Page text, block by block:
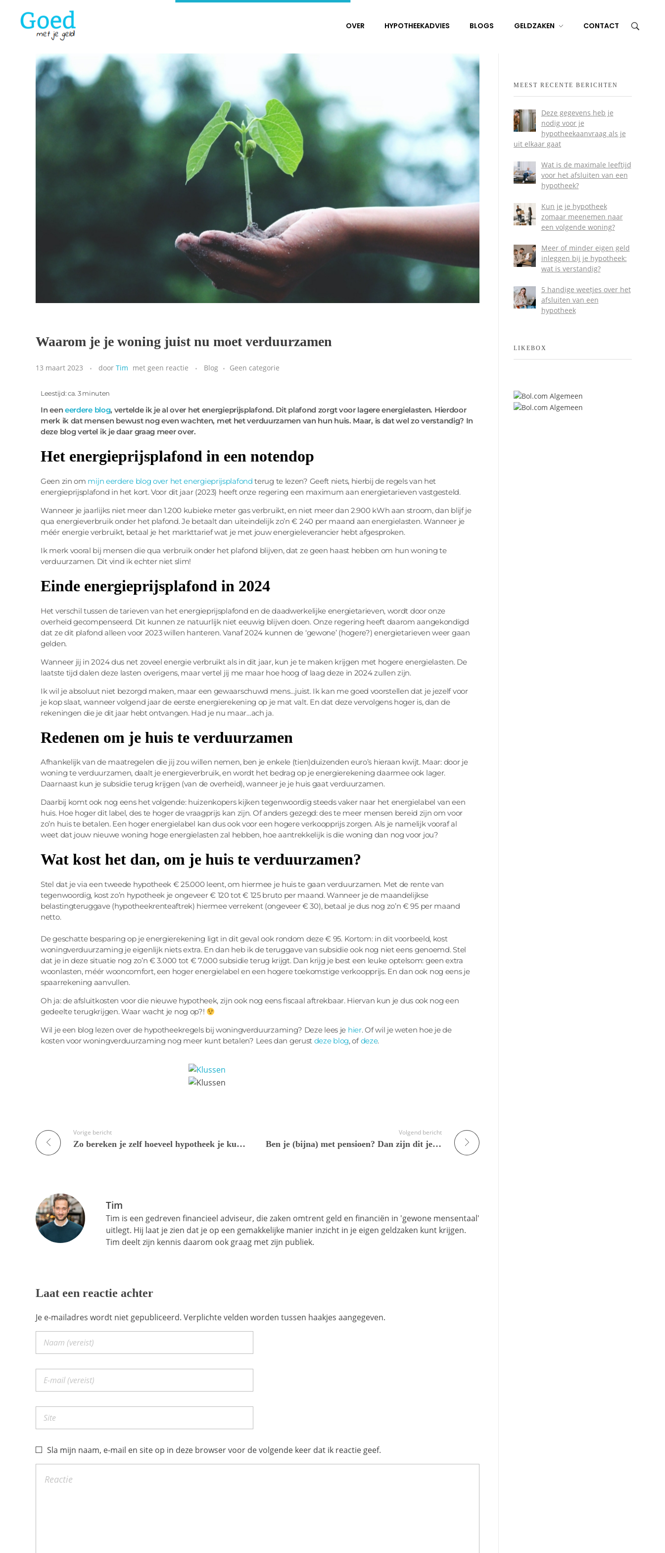
OVER HYPOTHEEKADVIES BLOGS GELDZAKEN CONTACT
Waarom je je woning juist nu moet verduurzamen
13 maart 2023 door Tim met geen reactie Blog Geen categorie
Leestijd: ca. 3 minuten
In een eerdere blog, vertelde ik je al over het energieprijsplafond. Dit plafond zorgt voor lagere energielasten. Hierdoor
merk ik dat mensen bewust nog even wachten, met het verduurzamen van hun huis. Maar, is dat wel zo verstandig? In
deze blog vertel ik je daar graag meer over.
Het energieprijsplafond in een notendop
Geen zin om mijn eerdere blog over het energieprijsplafond terug te lezen? Geeft niets, hierbij de regels van het
energieprijsplafond in het kort. Voor dit jaar (2023) heeft onze regering een maximum aan energietarieven vastgesteld.
Wanneer je jaarlijks niet meer dan 1.200 kubieke meter gas verbruikt, en niet meer dan 2.900 kWh aan stroom, dan blijf je
qua energieverbruik onder het plafond. Je betaalt dan uiteindelijk zo’n € 240 per maand aan energielasten. Wanneer je
méér energie verbruikt, betaal je het markttarief wat je met jouw energieleverancier hebt afgesproken.
Ik merk vooral bij mensen die qua verbruik onder het plafond blijven, dat ze geen haast hebben om hun woning te
verduurzamen. Dit vind ik echter niet slim!
Einde energieprijsplafond in 2024
Het verschil tussen de tarieven van het energieprijsplafond en de daadwerkelijke energietarieven, wordt door onze
overheid gecompenseerd. Dit kunnen ze natuurlijk niet eeuwig blijven doen. Onze regering heeft daarom aangekondigd
dat ze dit plafond alleen voor 2023 willen hanteren. Vanaf 2024 kunnen de ‘gewone’ (hogere?) energietarieven weer gaan
gelden.
Wanneer jij in 2024 dus net zoveel energie verbruikt als in dit jaar, kun je te maken krijgen met hogere energielasten. De
laatste tijd dalen deze lasten overigens, maar vertel jij me maar hoe hoog of laag deze in 2024 zullen zijn.
Ik wil je absoluut niet bezorgd maken, maar een gewaarschuwd mens…juist. Ik kan me goed voorstellen dat je jezelf voor
je kop slaat, wanneer volgend jaar de eerste energierekening op je mat valt. En dat deze vervolgens hoger is, dan de
rekeningen die je dit jaar hebt ontvangen. Had je nu maar…ach ja.
Redenen om je huis te verduurzamen
Afhankelijk van de maatregelen die jij zou willen nemen, ben je enkele (tien)duizenden euro’s hieraan kwijt. Maar: door je
woning te verduurzamen, daalt je energieverbruik, en wordt het bedrag op je energierekening daarmee ook lager.
Daarnaast kun je subsidie terug krijgen (van de overheid), wanneer je je huis gaat verduurzamen.
Daarbij komt ook nog eens het volgende: huizenkopers kijken tegenwoordig steeds vaker naar het energielabel van een
huis. Hoe hoger dit label, des te hoger de vraagprijs kan zijn. Of anders gezegd: des te meer mensen bereid zijn om voor
zo’n huis te betalen. Een hoger energielabel kan dus ook voor een hogere verkoopprijs zorgen. Als je namelijk vooraf al
weet dat jouw nieuwe woning hoge energielasten zal hebben, hoe aantrekkelijk is die woning dan nog voor jou?
Wat kost het dan, om je huis te verduurzamen?
Stel dat je via een tweede hypotheek € 25.000 leent, om hiermee je huis te gaan verduurzamen. Met de rente van
tegenwoordig, kost zo’n hypotheek je ongeveer € 120 tot € 125 bruto per maand. Wanneer je de maandelijkse
belastingteruggave (hypotheekrenteaftrek) hiermee verrekent (ongeveer € 30), betaal je dus nog zo’n € 95 per maand
netto.
De geschatte besparing op je energierekening ligt in dit geval ook rondom deze € 95. Kortom: in dit voorbeeld, kost
woningverduurzaming je eigenlijk niets extra. En dan heb ik de teruggave van subsidie ook nog niet eens genoemd. Stel
dat je in deze situatie nog zo’n € 3.000 tot € 7.000 subsidie terug krijgt. Dan krijg je best een leuke optelsom: geen extra
woonlasten, méér wooncomfort, een hoger energielabel en een hogere toekomstige verkoopprijs. En dan ook nog eens je
spaarrekening aanvullen.
Oh ja: de afsluitkosten voor die nieuwe hypotheek, zijn ook nog eens fiscaal aftrekbaar. Hiervan kun je dus ook nog een
gedeelte terugkrijgen. Waar wacht je nog op?!
Wil je een blog lezen over de hypotheekregels bij woningverduurzaming? Deze lees je hier. Of wil je weten hoe je de
kosten voor woningverduurzaming nog meer kunt betalen? Lees dan gerust deze blog, ofdeze.
Vorige bericht
Zo bereken je zelf hoeveel hypotheek je kunt lenen
Volgend bericht
Ben je (bijna) met pensioen? Dan zijn dit je hypotheekmogelijkheden
Tim
Tim is een gedreven financieel adviseur, die zaken omtrent geld en financiën in 'gewone mensentaal'
uitlegt. Hij laat je zien dat je op een gemakkelijke manier inzicht in je eigen geldzaken kunt krijgen.
Tim deelt zijn kennis daarom ook graag met zijn publiek.
Laat een reactie achter
Je e-mailadres wordt niet gepubliceerd. Verplichte velden worden tussen haakjes aangegeven.
Sla mijn naam, e-mail en site op in deze browser voor de volgende keer dat ik reactie geef.
MEEST RECENTE BERICHTEN
Deze gegevens heb je
nodig voor je
hypotheekaanvraag als je
uit elkaar gaat
Wat is de maximale leeftijd
voor het afsluiten van een
hypotheek?
Kun je je hypotheek
zomaar meenemen naar
een volgende woning?
Meer of minder eigen geld
inleggen bij je hypotheek:
wat is verstandig?
5 handige weetjes over het
afsluiten van een
hypotheek
LIKEBOX